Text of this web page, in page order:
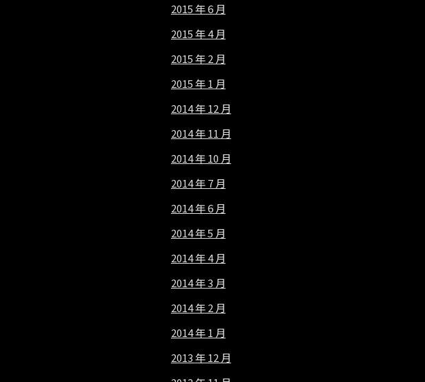
2015 年 6 月
2015 年 4 月
2015 年 2 月
2015 年 1 月
2014 年 12 月
2014 年 11 月
2014 年 10 月
2014 年 7 月
2014 年 6 月
2014 年 5 月
2014 年 4 月
2014 年 3 月
2014 年 2 月
2014 年 1 月
2013 年 12 月